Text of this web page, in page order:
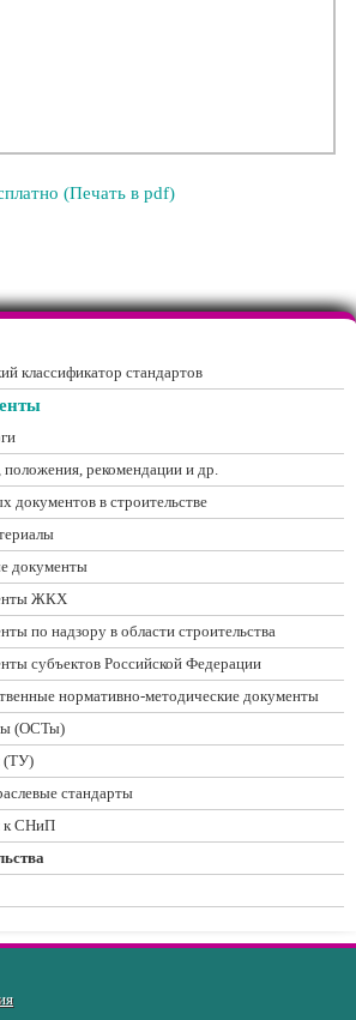
(Печать в pdf)
классификатор стандартов
рекомендации и др.
документов в строительстве
документы
ЖКХ
по надзору в области строительства
субъектов Российской Федерации
нормативно-методические документы
(ОСТы)
(ТУ)
стандарты
к СНиП